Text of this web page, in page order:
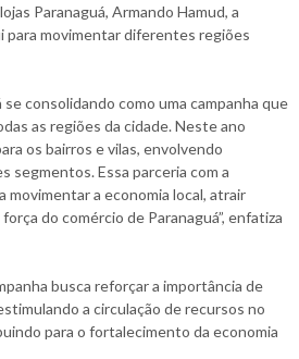
Paranaguá, Armando Hamud, a
para movimentar diferentes regiões
se consolidando como uma campanha que
as regiões da cidade. Neste ano
os bairros e vilas, envolvendo
segmentos. Essa parceria com a
movimentar a economia local, atrair
do comércio de Paranaguá”, enfatiza
busca reforçar a importância de
a circulação de recursos no
para o fortalecimento da economia